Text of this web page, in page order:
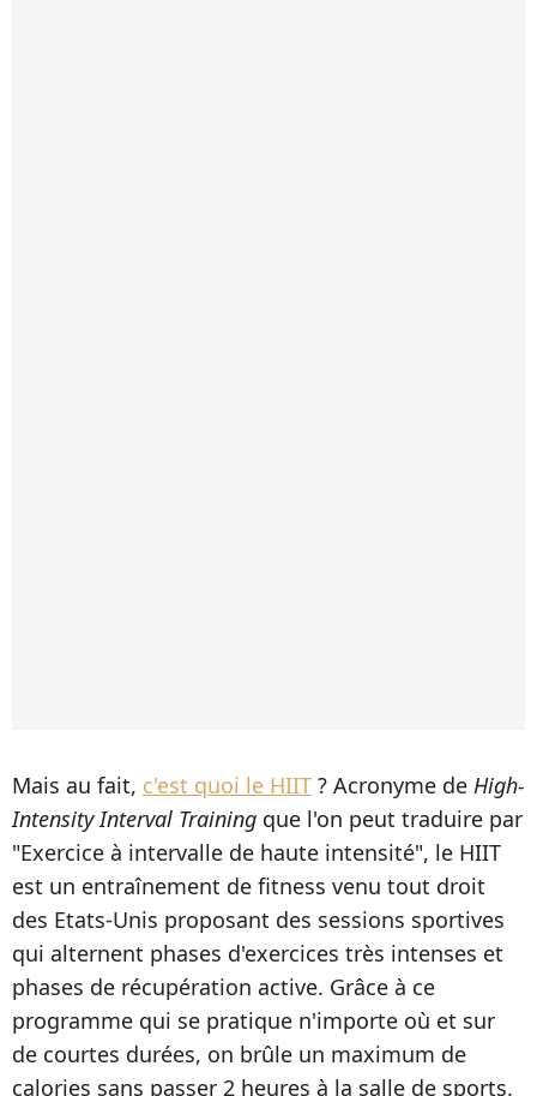
Mais au fait, c'est quoi le HIIT ? Acronyme de High-
Intensity Interval Training que l'on peut traduire par
"Exercice à intervalle de haute intensité", le HIIT
est un entraînement de fitness venu tout droit
des Etats-Unis proposant des sessions sportives
qui alternent phases d'exercices très intenses et
phases de récupération active. Grâce à ce
programme qui se pratique n'importe où et sur
de courtes durées, on brûle un maximum de
calories sans passer 2 heures à la salle de sports.